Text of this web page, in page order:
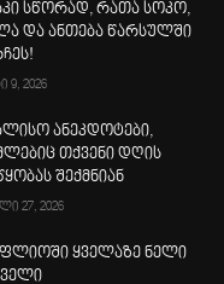
სწორად, რათა სოკო,
და ანთება წარსულში
9, 2026
ანეკდოტები,
თქვენი დღის
შექმნიან
27, 2026
ყველაზე ნელი